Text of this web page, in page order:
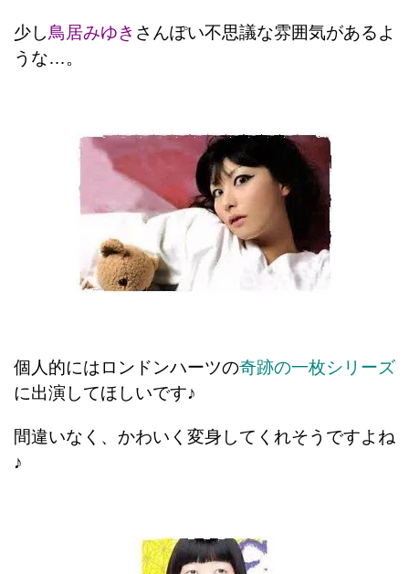
少し鳥居みゆき さんぽい不思議な雰囲気があるよ
うな…。
個人的にはロンドンハーツの奇跡の一枚シリーズ
に出演してほしいです♪
間違いなく、かわいく変身してくれそうですよね
♪